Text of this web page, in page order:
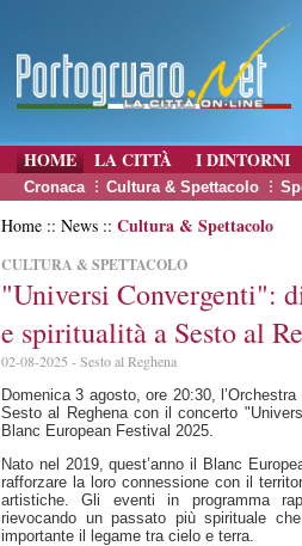
HOME LA CITTÀ I DINTORNI
Cronaca Cultura & Spettacolo
Home :: News :: Cultura & Spettacolo
CULTURA & SPETTACOLO
"Universi Convergenti":
e spiritualità a Sesto al
02-08-2025 - Sesto al Reghena
Domenica 3 agosto, ore 20:30,
Sesto al Reghena con il concerto
Blanc European Festival 2025.
Nato nel 2019, quest’anno il Blanc
rafforzare la loro connessione con il
artistiche. Gli eventi in programma
rievocando un passato più spirituale
importante il legame tra cielo e terra.